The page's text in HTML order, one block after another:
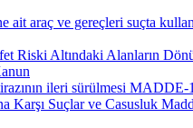
ait araç ve gereçleri suçta
Riski Altındaki Alanların
ileri sürülmesi ​​​​​​​MADDE-
Karşı Suçlar ve Casusluk